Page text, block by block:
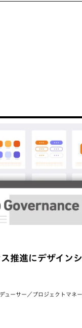
推進にデザイン
ューサー／プロジェクトマネ